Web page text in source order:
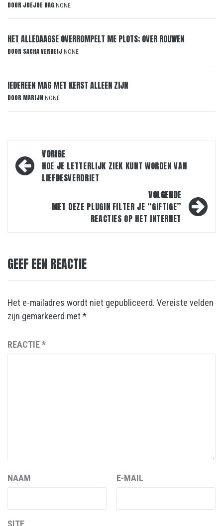
DOOR JOEJOE DAG NONE
HET ALLEDAAGSE OVERROMPELT ME PLOTS; OVER ROUWEN
DOOR SACHA VERHEIJ NONE
IEDEREEN MAG MET KERST ALLEEN ZIJN
DOOR MARIJN NONE
Bericht
navigatie
VORIGE
HOE JE LETTERLIJK ZIEK KUNT WORDEN VAN
LIEFDESVERDRIET
VOLGENDE
MET DEZE PLUGIN FILTER JE “GIFTIGE”
REACTIES OP HET INTERNET
GEEF EEN REACTIE
Het e-mailadres wordt niet gepubliceerd. Vereiste velden
zijn gemarkeerd met *
REACTIE*
NAAM E-MAIL
SITE